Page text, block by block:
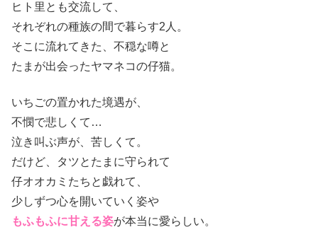
ヒト里とも交流して、
それぞれの種族の間で暮らす2人。
そこに流れてきた、不穏な噂と
たまが出会ったヤマネコの仔猫。
いちごの置かれた境遇が、
不憫で悲しくて…
泣き叫ぶ声が、苦しくて。
だけど、タツとたまに守られて
仔オオカミたちと戯れて、
少しずつ心を開いていく姿や
もふもふに甘える姿が本当に愛らしい。